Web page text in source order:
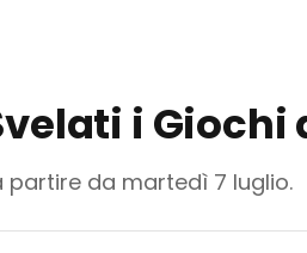
i Giochi
da martedì 7 luglio.